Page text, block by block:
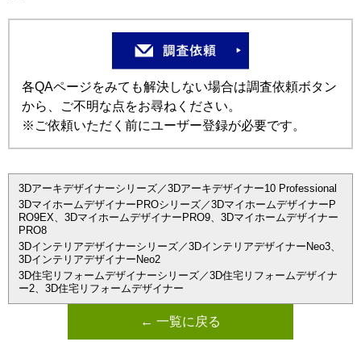
各QAページをみても解決しない場合は調査依頼ボタン
から、ご不明な点をお尋ねください。
※ご依頼いただく前にユーザー登録が必要です。
3Dアーキデザイナーシリーズ／3Dアーキデザイナー10 Professional
3DマイホームデザイナーPROシリーズ／3DマイホームデザイナーP
RO9EX、3DマイホームデザイナーPRO9、3Dマイホームデザイナー
PRO8
3Dインテリアデザイナーシリーズ／3DインテリアデザイナーNeo3、
3DインテリアデザイナーNeo2
3D住宅リフォームデザイナーシリーズ／3D住宅リフォームデザイナ
ー2、3D住宅リフォームデザイナー
← 一覧に戻る